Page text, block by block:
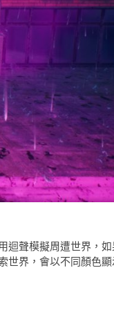
迴聲模擬周遭世界，
世界，會以不同顏色